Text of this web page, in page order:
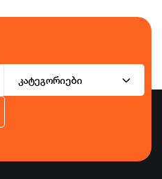
კატეგორიები